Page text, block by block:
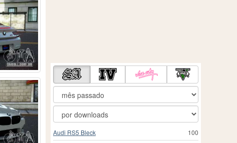
100
Audi RS5 Bleck